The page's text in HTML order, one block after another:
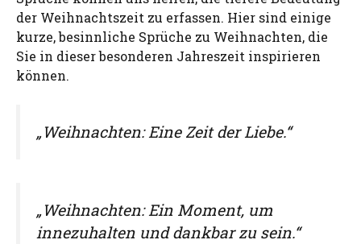
der Weihnachtszeit zu erfassen. Hier sind einige
kurze, besinnliche Sprüche zu Weihnachten, die
Sie in dieser besonderen Jahreszeit inspirieren
können.
„Weihnachten: Eine Zeit der Liebe.“
„Weihnachten: Ein Moment, um
innezuhalten und dankbar zu sein.“